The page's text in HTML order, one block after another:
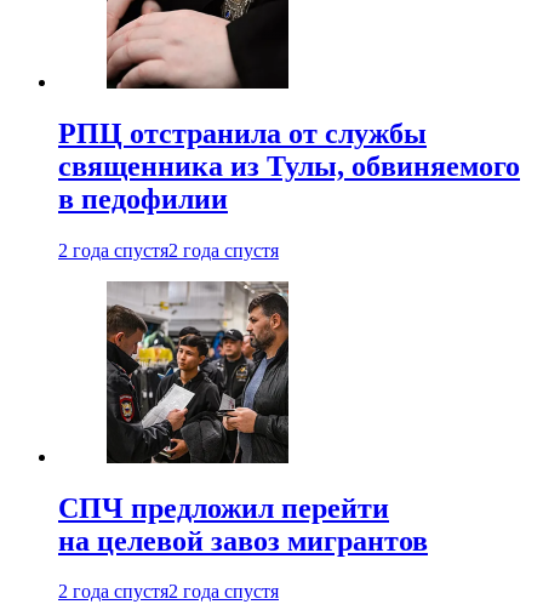
РПЦ отстранила от службы
священника из Тулы, обвиняемого
в педофилии
2 года спустя2 года спустя
СПЧ предложил перейти
на целевой завоз мигрантов
2 года спустя2 года спустя